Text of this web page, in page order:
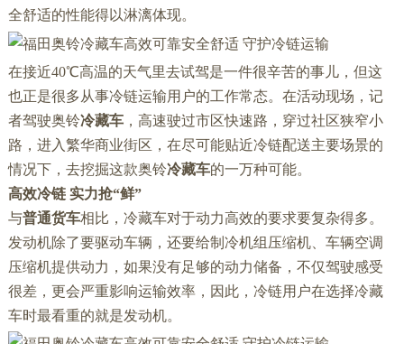
全舒适的性能得以淋漓体现。
在接近40℃高温的天气里去试驾是一件很辛苦的事儿，但这
也正是很多从事冷链运输用户的工作常态。在活动现场，记
者驾驶奥铃冷藏车，高速驶过市区快速路，穿过社区狭窄小
路，进入繁华商业街区，在尽可能贴近冷链配送主要场景的
情况下，去挖掘这款奥铃冷藏车的一万种可能。
高效冷链 实力抢“鲜”
与普通货车相比，冷藏车对于动力高效的要求要复杂得多。
发动机除了要驱动车辆，还要给制冷机组压缩机、车辆空调
压缩机提供动力，如果没有足够的动力储备，不仅驾驶感受
很差，更会严重影响运输效率，因此，冷链用户在选择冷藏
车时最看重的就是发动机。